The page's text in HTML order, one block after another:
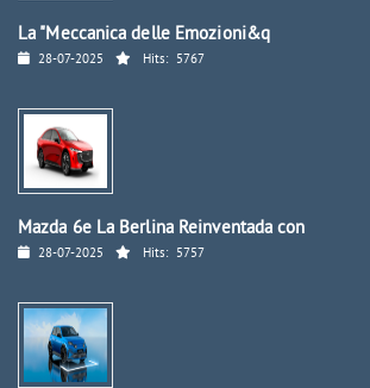
La "Meccanica delle Emozioni&q
28-07-2025 Hits: 5767
Mazda 6e La Berlina Reinventada con
28-07-2025 Hits: 5757